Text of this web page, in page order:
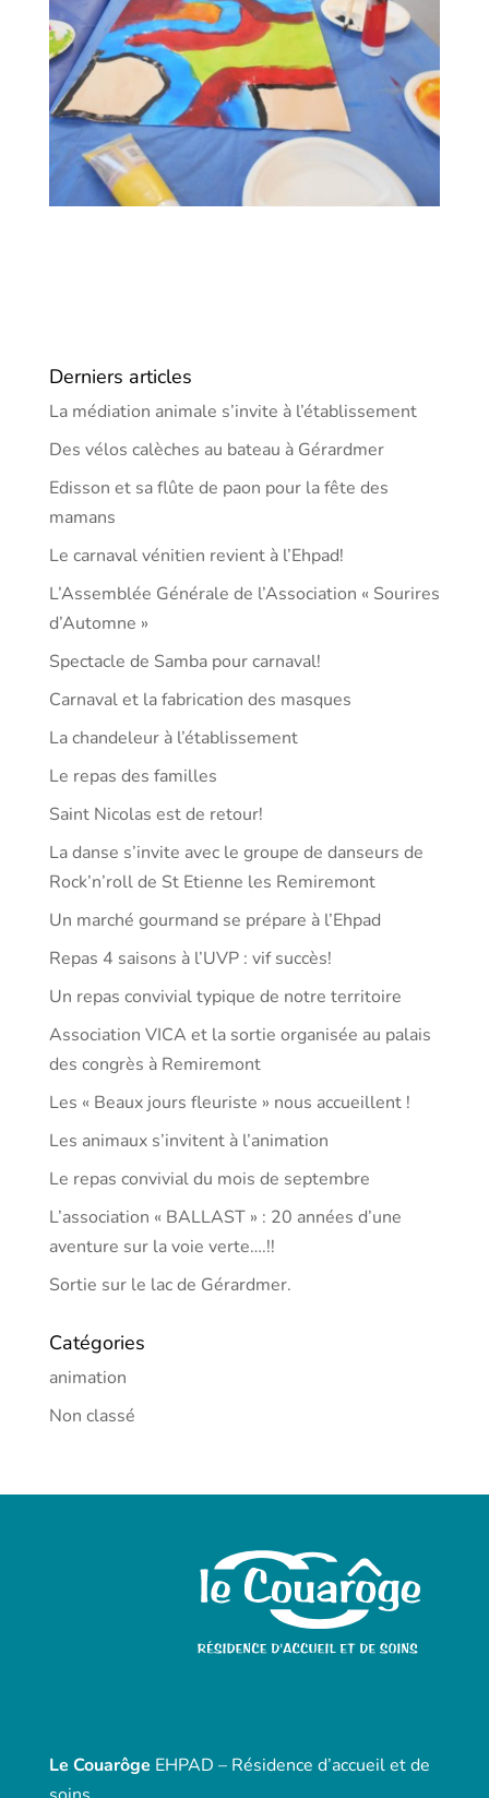
Derniers articles
La médiation animale s’invite à l’établissement
Des vélos calèches au bateau à Gérardmer
Edisson et sa flûte de paon pour la fête des
mamans
Le carnaval vénitien revient à l’Ehpad!
L’Assemblée Générale de l’Association « Sourires
d’Automne »
Spectacle de Samba pour carnaval!
Carnaval et la fabrication des masques
La chandeleur à l’établissement
Le repas des familles
Saint Nicolas est de retour!
La danse s’invite avec le groupe de danseurs de
Rock’n’roll de St Etienne les Remiremont
Un marché gourmand se prépare à l’Ehpad
Repas 4 saisons à l’UVP : vif succès!
Un repas convivial typique de notre territoire
Association VICA et la sortie organisée au palais
des congrès à Remiremont
Les « Beaux jours fleuriste » nous accueillent !
Les animaux s’invitent à l’animation
Le repas convivial du mois de septembre
L’association « BALLAST » : 20 années d’une
aventure sur la voie verte….!!
Sortie sur le lac de Gérardmer.
Catégories
animation
Non classé
Le Couarôge EHPAD – Résidence d’accueil et de